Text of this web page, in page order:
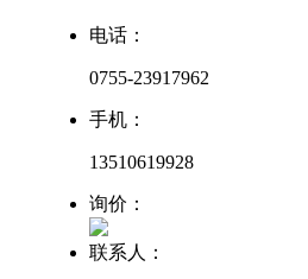
电话：
0755-23917962
手机：
13510619928
询价：
联系人：